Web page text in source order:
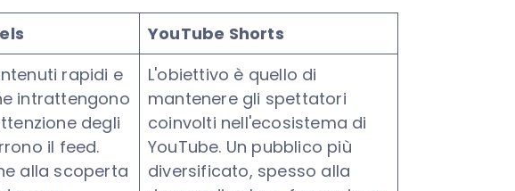
YouTube Shorts
rapidi e
intrattengono
degli
il feed.
alla scoperta
L'obiettivo è quello di
mantenere gli spettatori
coinvolti nell'ecosistema di
YouTube. Un pubblico più
diversificato, spesso alla